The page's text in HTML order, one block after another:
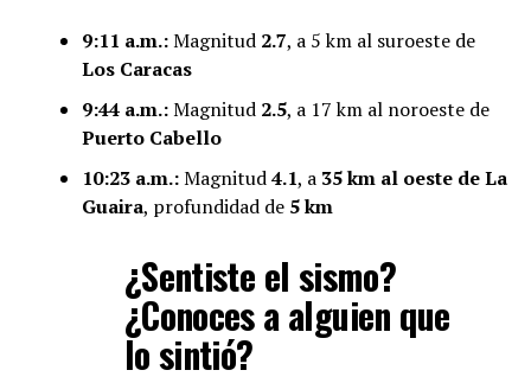
9:11 a.m.:Magnitud 2.7, a 5 km al suroeste de
Los Caracas
9:44 a.m.:Magnitud 2.5, a 17 km al noroeste de
Puerto Cabello
10:23 a.m.:Magnitud4.1, a 35 km al oeste de La
Guaira, profundidad de 5 km
¿Sentiste el sismo?
¿Conoces a alguien que
lo sintió?